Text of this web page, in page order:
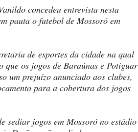
concedeu entrevista nesta
pauta o futebol de Mossoró em
de esportes da cidade na qual
que os jogos de Baraúnas e Potiguar
um prejuízo anunciado aos clubes,
para a cobertura dos jogos
sediar jogos em Mossoró no estádio